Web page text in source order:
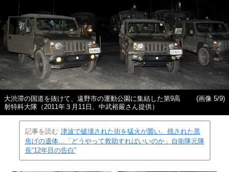
大渋滞の国道を抜けて、遠野市の運動公園に集結した第9高
射特科大隊（2011年３月11日、中武裕嚴さん提供）
(画像 5/9)
記事を読む 津波で破壊された街を猛火が襲い、残された黒
焦げの遺体…「どうやって救助すればいいのか」自衛隊元隊
長“12年目の告白”